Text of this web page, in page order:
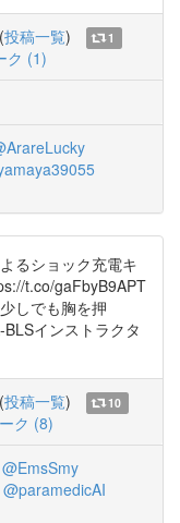
(投稿一覧)
1
ク (1)
るショック充電キ
t.co/gaFbyB9APT
しでも胸を押
インストラクタ
(投稿一覧)
10
ク (8)
@EmsSmy
@paramedicAI